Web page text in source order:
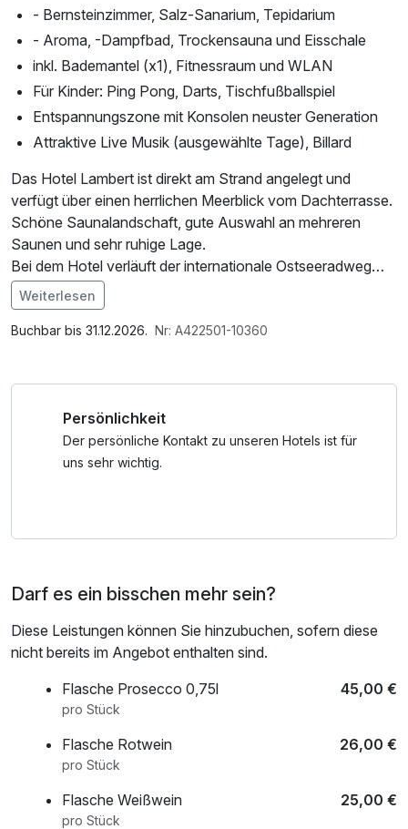
- Bernsteinzimmer, Salz-Sanarium, Tepidarium
- Aroma, -Dampfbad, Trockensauna und Eisschale
inkl. Bademantel (x1), Fitnessraum und WLAN
Für Kinder: Ping Pong, Darts, Tischfußballspiel
Entspannungszone mit Konsolen neuster Generation
Attraktive Live Musik (ausgewählte Tage), Billard
Das Hotel Lambert ist direkt am Strand angelegt und
verfügt über einen herrlichen Meerblick vom Dachterrasse.
Schöne Saunalandschaft, gute Auswahl an mehreren
Saunen und sehr ruhige Lage.
Bei dem Hotel verläuft der internationale Ostseeradweg
R10 verläuft, der in Polen Swinemünde mit Danzig
verbindet. Der Radweg verläuft lange Zeit durch
strandnahe Wälder in Richtung nach Westen (Kolberg)
Parkplatz direkt am Hotel - vom 10 bis 16 EUR pro Tag.
Im Angebot enthalten
1 Flasche Mineralwasser, Saunabenutzung, Saunatuch,
Kaffee/Tee im Zimmer
Weiterlesen
Buchbar bis 31.12.2026. Nr: A422501-10360
Persönlichkeit
Der persönliche Kontakt zu unseren Hotels ist für
uns sehr wichtig.
Darf es ein bisschen mehr sein?
Diese Leistungen können Sie hinzubuchen, sofern diese
nicht bereits im Angebot enthalten sind.
Flasche Prosecco 0,75l
45,00 €
pro Stück
Flasche Rotwein 26,00 €
pro Stück
Flasche Weißwein 25,00 €
pro Stück